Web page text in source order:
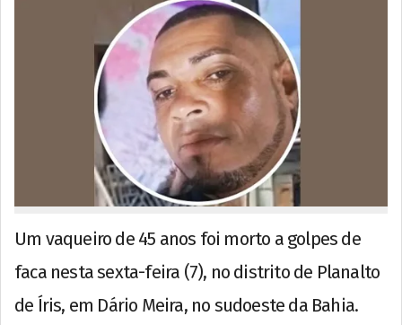
Um vaqueiro de 45 anos foi morto a golpes de
faca nesta sexta-feira (7), no distrito de Planalto
de Íris, em Dário Meira, no sudoeste da Bahia.